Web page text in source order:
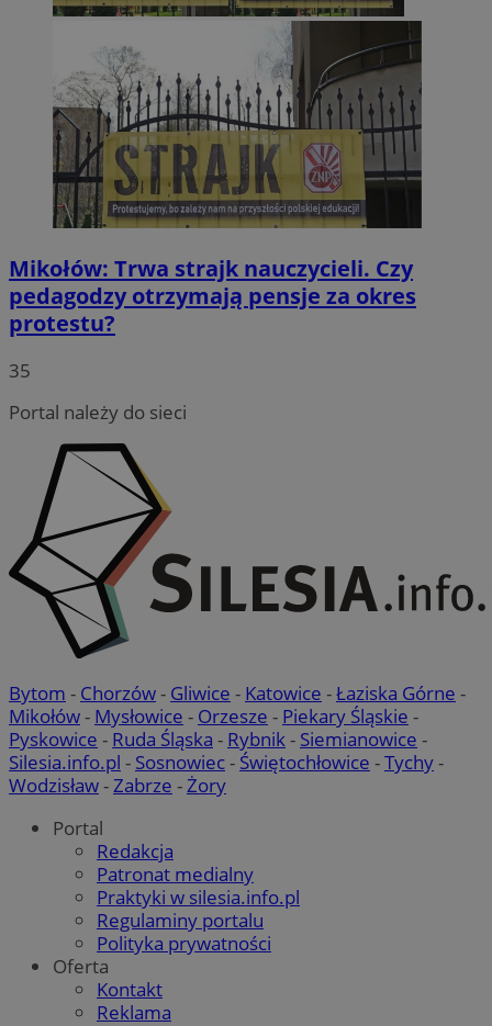
Mikołów: Trwa strajk nauczycieli. Czy
pedagodzy otrzymają pensje za okres
protestu?
35
Portal należy do sieci
Bytom - Chorzów- Gliwice - Katowice -Łaziska Górne -
Mikołów- Mysłowice - Orzesze - Piekary Śląskie -
Pyskowice - Ruda Śląska - Rybnik- Siemianowice -
Silesia.info.pl - Sosnowiec- Świętochłowice -Tychy-
Wodzisław-Zabrze -Żory
Portal
Redakcja
Patronat medialny
Praktyki w silesia.info.pl
Regulaminy portalu
Polityka prywatności
Oferta
Kontakt
Reklama